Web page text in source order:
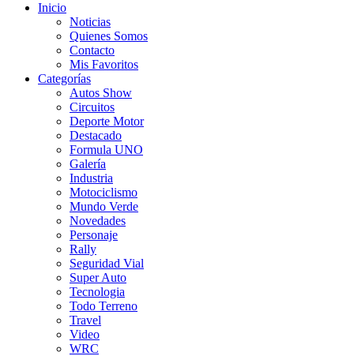
Inicio
Noticias
Quienes Somos
Contacto
Mis Favoritos
Categorías
Autos Show
Circuitos
Deporte Motor
Destacado
Formula UNO
Galería
Industria
Motociclismo
Mundo Verde
Novedades
Personaje
Rally
Seguridad Vial
Super Auto
Tecnologia
Todo Terreno
Travel
Video
WRC